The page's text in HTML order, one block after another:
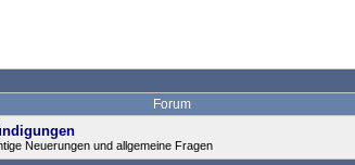
Forum
Neuerungen und allgemeine Fragen